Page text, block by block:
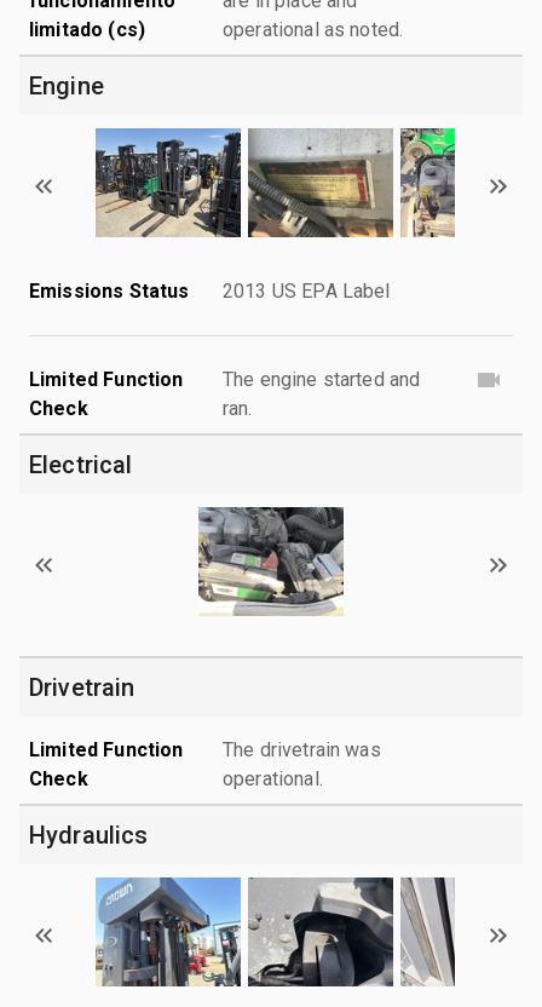
limitado (cs)
operational as noted.
Engine
Emissions Status 2013 US EPA Label
Limited Function
Check
The engine started and
ran.
Electrical
Drivetrain
Limited Function
Check
The drivetrain was
operational.
Hydraulics